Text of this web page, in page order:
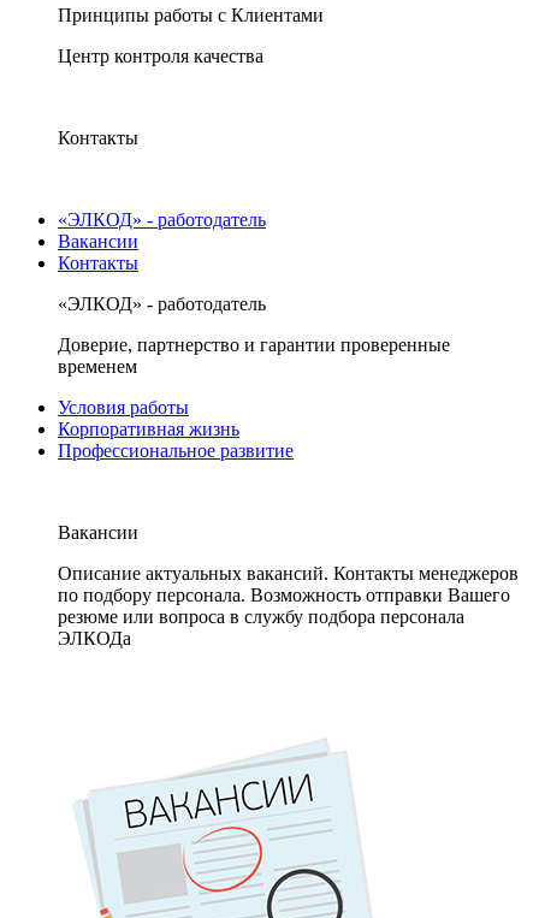
Принципы работы с Клиентами
Центр контроля качества
Контакты
«ЭЛКОД» - работодатель
Вакансии
Контакты
«ЭЛКОД» - работодатель
Доверие, партнерство и гарантии проверенные
временем
Условия работы
Корпоративная жизнь
Профессиональное развитие
Вакансии
Описание актуальных вакансий. Контакты менеджеров
по подбору персонала. Возможность отправки Вашего
резюме или вопроса в службу подбора персонала
ЭЛКОДа